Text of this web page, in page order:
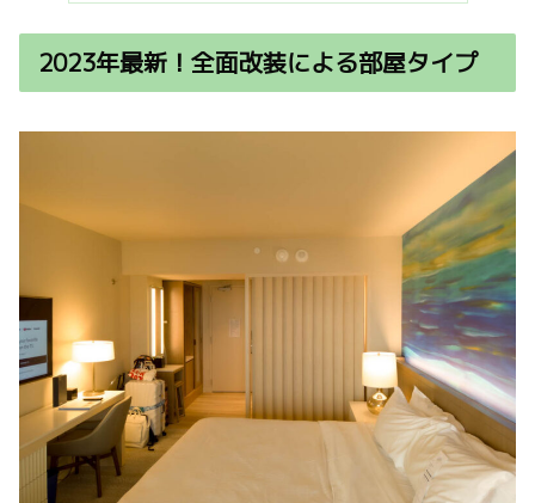
2023年最新！全面改装による部屋タイプ